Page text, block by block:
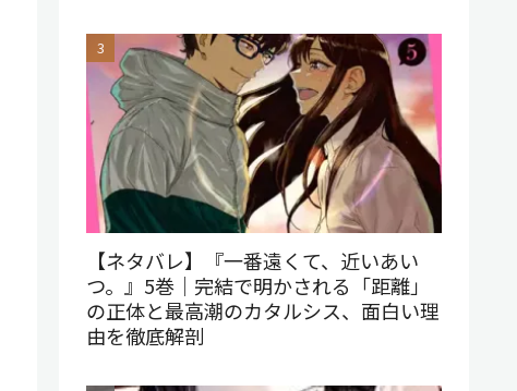
【ネタバレ】『一番遠くて、近いあい
つ。』5巻｜完結で明かされる「距離」
の正体と最高潮のカタルシス、面白い理
由を徹底解剖